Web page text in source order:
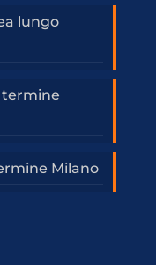
lungo
termine
Milano